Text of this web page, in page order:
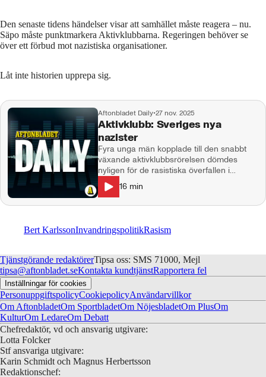
Den senaste tidens händelser visar att samhället måste reagera – nu.
Säpo måste punktmarkera Aktivklubbarna. Regeringen behöver se
över ett förbud mot nazistiska organisationer.
Låt inte historien upprepa sig.
Aftonbladet Daily•27 nov. 2025
Aktivklubb: Sveriges nya
nazister
Fyra unga män kopplade till den snabbt
växande aktivklubbsrörelsen dömdes
nyligen för de rasistiska överfallen i
Stockholm i augusti. Samtidigt varnar
polisen för att de nazistiska grupperna nu
våg av nynazism? Och varför dras unga
extremhögern? Gäst: Linda Hjertén,
krimreporter och kolumnist på Aftonbladet
Programledare och producent: Love
podcast@aftonbladet.se
16 min
Bert KarlssonInvandringspolitikRasism
Tjänstgörande redaktörerTipsa oss: SMS 71000, Mejl
tipsa@aftonbladet.seKontakta kundtjänstRapportera fel
Inställningar för cookies
PersonuppgiftspolicyCookiepolicyAnvändarvillkor
Om AftonbladetOm SportbladetOm NöjesbladetOm PlusOm
KulturOm LedareOm Debatt
Chefredaktör, vd och ansvarig utgivare:
Lotta Folcker
Stf ansvariga utgivare:
Karin Schmidt och Magnus Herbertsson
Redaktionschef: